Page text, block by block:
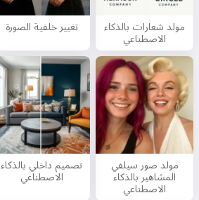
مولد شعارات بالذكاء
الاصطناعي
تغيير خلفية الصورة
مولد صور سيلفي
المشاهير بالذكاء
الاصطناعي
تصميم داخلي بالذكاء
الاصطناعي